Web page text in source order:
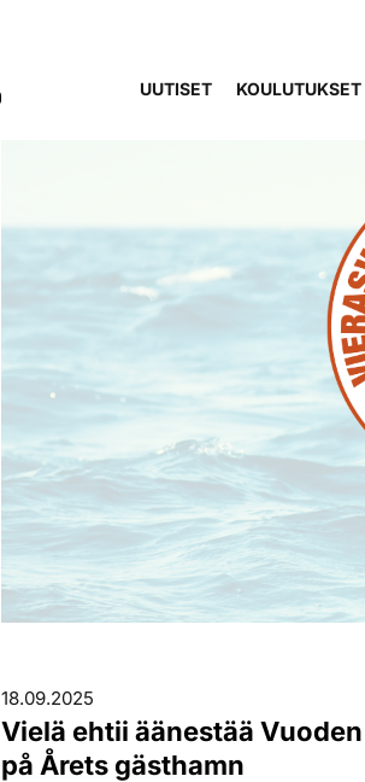
UUTISET KOULUTUKSET
18.09.2025
Vielä ehtii äänestää
på Årets gästhamn